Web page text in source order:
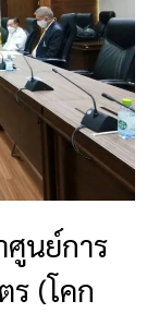
นย์การ
ร (โคก